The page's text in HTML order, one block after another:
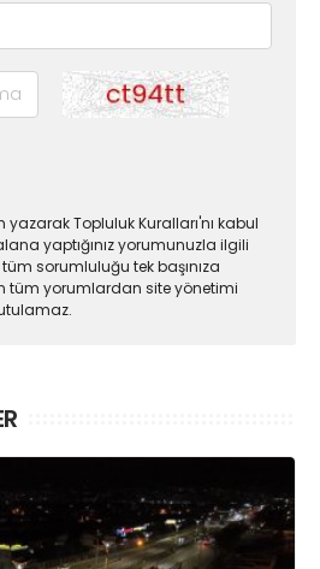
yazarak Topluluk Kuralları'nı kabul
yaptığınız yorumunuzla ilgili
sorumluluğu tek başınıza
tüm yorumlardan site yönetimi